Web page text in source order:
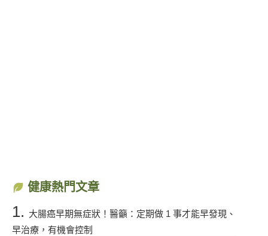
健康熱門文章
1. 大腸癌早期無症狀！醫籲：定期做 1 事才能早發現、
早治療，有機會控制